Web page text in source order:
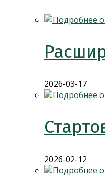
2026-03-17
2026-02-12